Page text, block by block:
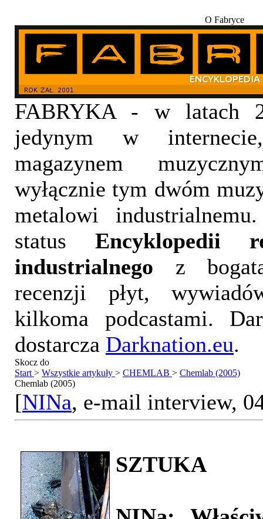
O Fabryce
FABRYKA - w latach
jedynym w
magazynem
wyłącznie tym dwóm
metalowi
status Encyklopedii
industrialnego z
recenzji płyt,
kilkoma podcastami.
dostarcza Darknation.eu.
Skocz do
Start > Wszystkie artykuły > CHEMLAB > Chemlab (2005)
Chemlab (2005)
[NINa, e-mail interview,
SZTUKA